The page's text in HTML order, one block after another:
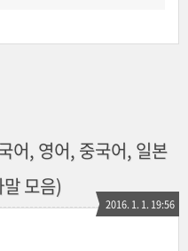
어, 영어, 중국어, 일본
모음)
2016. 1. 1. 19:56